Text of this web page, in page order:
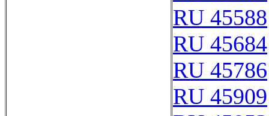
RU 45588
RU 45684
RU 45786
RU 45909